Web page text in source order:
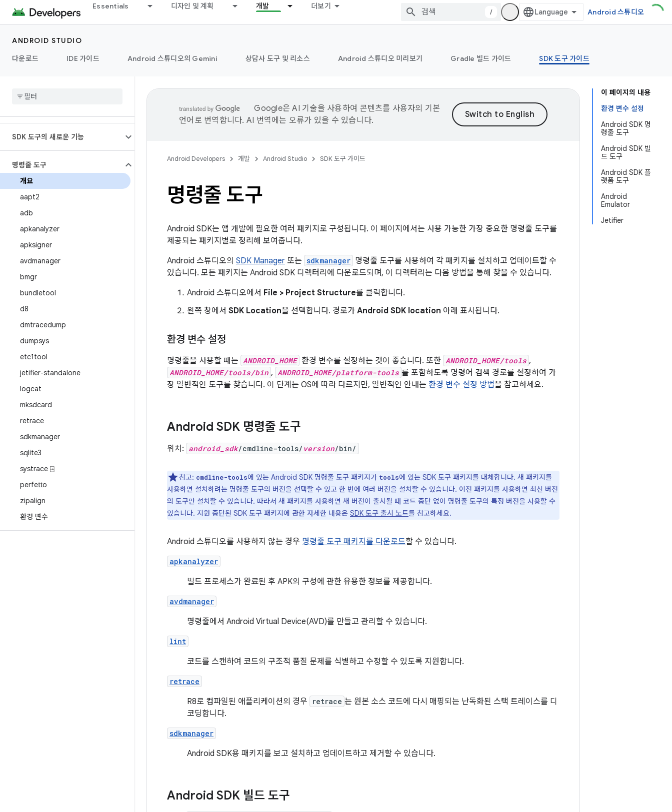
Essentials 디자인 및 계획 개발 더보기
/ Android 스튜디오
ANDROID STUDIO
다운로드
IDE 가이드 Android 스튜디오의 Gemini 상담사 도구 및 리소스 Android 스튜디오 미리보기 Gradle 빌드 가이드 SDK 도구 가이드
SDK 도구의 새로운 기능
명령줄 도구
개요
aapt2
adb
apkanalyzer
apksigner
avdmanager
bmgr
bundletool
d8
dmtracedump
dumpsys
etc1tool
jetifier-standalone
logcat
mksdcard
retrace
sdkmanager
sqlite3
systrace ⍈
perfetto
zipalign
환경 변수
이 페이지의 내용
환경 변수 설정
Android SDK 명
령줄 도구
Android SDK 빌
드 도구
Android SDK 플
랫폼 도구
Android
Emulator
Jetifier
Google은 AI 기술을 사용하여 콘텐츠를 사용자의 기본
언어로 번역합니다. AI 번역에는 오류가 있을 수 있습니다.
Android Developers 개발 Android Studio SDK 도구 가이드
명령줄 도구
Android SDK는 앱 개발에 필요한 여러 패키지로 구성됩니다. 이 페이지에서는 사용 가능한 가장 중요한 명령줄 도구를
제공되는 패키지별로 정리해 보여줍니다.
Android 스튜디오의 SDK Manager 또는 sdkmanager 명령줄 도구를 사용하여 각 패키지를 설치하고 업데이트할 수
있습니다. 모든 패키지는 Android SDK 디렉터리에 다운로드되며, 이 디렉터리는 다음 방법을 통해 찾을 수 있습니다.
Android 스튜디오에서 File > Project Structure를 클릭합니다.
왼쪽 창에서 SDK Location을 선택합니다. 경로가 Android SDK location 아래 표시됩니다.
환경 변수 설정
명령줄을 사용할 때는 ANDROID_HOME 환경 변수를 설정하는 것이 좋습니다. 또한 ANDROID_HOME/tools ,
ANDROID_HOME/tools/bin , ANDROID_HOME/platform-tools 를 포함하도록 명령어 검색 경로를 설정하여 가
장 일반적인 도구를 찾습니다. 이 단계는 OS에 따라 다르지만, 일반적인 안내는 환경 변수 설정 방법을 참고하세요.
Android SDK 명령줄 도구
위치: android_sdk/cmdline-tools/ version/bin/
참고: cmdline-tools에 있는 Android SDK 명령줄 도구 패키지가 tools에 있는 SDK 도구 패키지를 대체합니다. 새 패키지를
사용하면 설치하려는 명령줄 도구의 버전을 선택할 수 있고 한 번에 여러 버전을 설치할 수 있습니다. 이전 패키지를 사용하면 최신 버전
의 도구만 설치할 수 있습니다. 따라서 새 패키지를 사용하면 새 버전이 출시될 때 코드 중단 없이 명령줄 도구의 특정 버전을 사용할 수
있습니다. 지원 중단된 SDK 도구 패키지에 관한 자세한 내용은 SDK 도구 출시 노트를 참고하세요.
Android 스튜디오를 사용하지 않는 경우 명령줄 도구 패키지를 다운로드할 수 있습니다.
apkanalyzer
빌드 프로세스가 완료된 후 APK의 구성에 관한 유용한 정보를 제공합니다.
avdmanager
명령줄에서 Android Virtual Device(AVD)를 만들고 관리할 수 있습니다.
lint
코드를 스캔하여 코드의 구조적 품질 문제를 식별하고 수정할 수 있도록 지원합니다.
retrace
R8로 컴파일된 애플리케이션의 경우 retrace 는 원본 소스 코드에 다시 매핑되는 난독화된 스택 트레이스를 디
코딩합니다.
sdkmanager
Android SDK용 패키지를 보고 설치하고 업데이트하고 제거할 수 있습니다.
Android SDK 빌드 도구